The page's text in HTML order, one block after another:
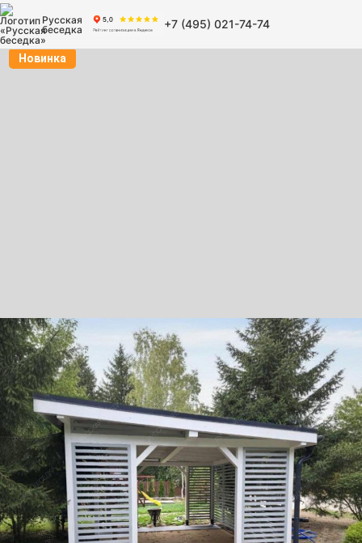
Русская
беседка
+7 (495) 021-74-74
Новинка